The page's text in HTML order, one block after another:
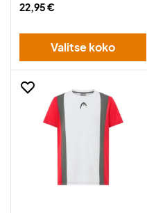
22,95 €
Valitse koko